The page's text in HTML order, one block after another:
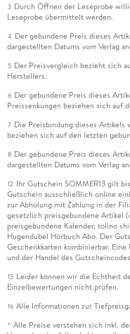
3 Durch Öffnen der Leseprobe
Leseprobe übermittelt werden.
4 Der gebundene Preis dieses
dargestellten Datums vom Verlag
5 Der Preisvergleich bezieht sich
Herstellers.
6 Der gebundene Preis dieses
Preissenkungen beziehen sich auf
7 Die Preisbindung dieses Artikels
beziehen sich auf den letzten
8 Der gebundene Preis dieses
dargestellten Datums vom Verlag
12 Ihr Gutschein SOMMER13 gilt
Gutschein ausschließlich online
zur Abholung mit Zahlung in der
gesetzlich preisgebundene Artikel
preisgebundene Kalender, tolino
Hugendubel Hörbuch Abo. Der
Geschenkkarten kombinierbar.
und der Handel des
15 Leider können wir die Echtheit
Einzelbewertungen nicht prüfen.
16 Alle Informationen zur
* Alle Preise verstehen sich inkl.